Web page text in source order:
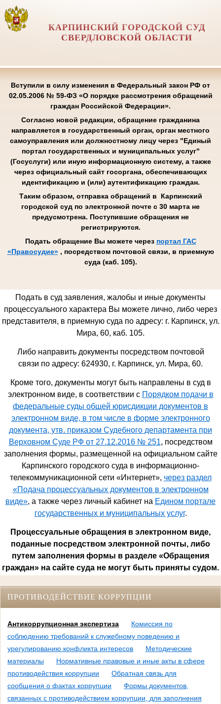
КАРПИНСКИЙ ГОРОДСКОЙ СУД
СВЕРДЛОВСКОЙ ОБЛАСТИ
Вступили в силу изменения в Федеральный закон РФ от
02.05.2006 № 59-ФЗ «О порядке рассмотрения обращений
граждан Российской Федерации».
Согласно новой редакции, обращение гражданина
направляется в государственный орган, орган местного
самоуправления или должностному лицу через "Единый
портал государственных и муниципальных услуг"
(Госуслуги) или иную информационную систему, а также
через официальный сайт госоргана, обеспечивающих
идентификацию и (или) аутентификацию граждан.
Таким образом, отправка обращений в Карпинский
городской суд по электронной почте с 30 марта не
предусмотрена. Поступившие обращения не
регистрируются.
Подать обращение Вы можете через портал ГАС
«Правосудие», посредством почтовой связи, в приемную
суда (каб. 105).
Подать в суд заявления, жалобы и иные документы
процессуального характера Вы можете лично, либо через
представителя, в приемную суда по адресу: г. Карпинск, ул.
Мира, 60, каб. 105.
Либо направить документы посредством почтовой
связи по адресу: 624930, г. Карпинск, ул. Мира, 60.
Кроме того, документы могут быть направлены в суд в
электронном виде, в соответствии с Порядком подачи в
федеральные суды общей юрисдикции документов в
электронном виде, в том числе в форме электронного
документа, утв. приказом Судебного департамента при
Верховном Суде РФ от 27.12.2016 № 251, посредством
заполнения формы, размещенной на официальном сайте
Карпинского городского суда в информационно-
телекоммуникационной сети «Интернет», через раздел
«Подача процессуальных документов в электронном
виде», а также через личный кабинет на Едином портале
государственных и муниципальных услуг.
Процессуальные обращения в электронном виде,
поданные посредством электронной почты, либо
путем заполнения формы в разделе «Обращения
граждан» на сайте суда не могут быть приняты судом.
ПРОТИВОДЕЙСТВИЕ КОРРУПЦИИ
Антикоррупционная экспертиза
Комиссия по
соблюдению требований к служебному поведению и
урегулированию конфликта интересов
Методические
материалы
Нормативные правовые и иные акты в сфере
противодействия коррупции
Обратная связь для
сообщения о фактах коррупции
Формы документов,
связанных с противодействием коррупции, для заполнения